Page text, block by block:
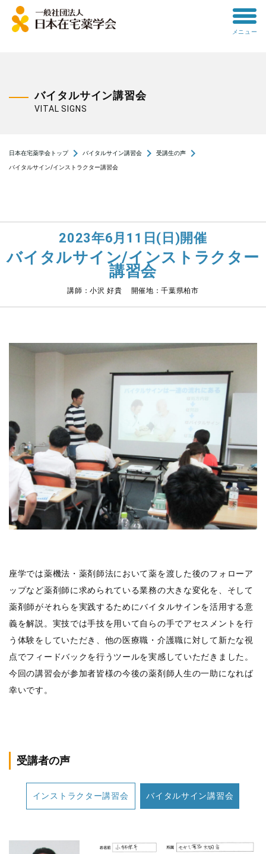
toggle
メニュー
バイタルサイン講習会
VITAL SIGNS
日本在宅薬学会トップnavigate_next バイタルサイン講習会 navigate_next 受講生の声 navigate_next
バイタルサイン/インストラクター講習会
2023年6月11日(日)開催
バイタルサイン/インストラクター
講習会
講師：小沢 好貴 開催地：千葉県柏市
座学では薬機法・薬剤師法において薬を渡した後のフォローア
ップなど薬剤師に求められている業務の大きな変化を、そして
薬剤師がそれらを実践するためにバイタルサインを活用する意
義を解説。実技では手技を用いて自らの手でアセスメントを行
う体験をしていただき、他の医療職・介護職に対して新たな視
点でフィードバックを行うツールを実感していただきました。
今回の講習会が参加者皆様の今後の薬剤師人生の一助になれば
幸いです。
受講者の声
インストラクター講習会 バイタルサイン講習会